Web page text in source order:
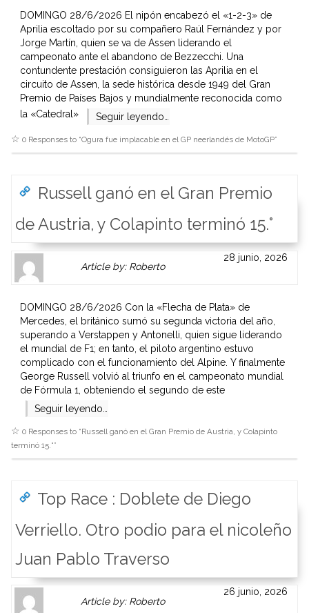
here.
Clickable
link
Author
page.
website
or
other
works.
admin
DOMINGO 28/6/2026 El nipón encabezó el «1-2-3» de
Aprilia escoltado por su compañero Raúl Fernández y por
Jorge Martín, quien se va de Assen liderando el
campeonato ante el abandono de Bezzecchi. Una
contundente prestación consiguieron las Aprilia en el
circuito de Assen, la sede histórica desde 1949 del Gran
Premio de Países Bajos y mundialmente reconocida como
la «Catedral»
Seguir leyendo…
0 Responses to “Ogura fue implacable en el GP neerlandés de MotoGP”
Russell ganó en el Gran Premio
de Austria, y Colapinto terminó 15.°
Gravatar
is
here.
Clickable
link
Author
page.
Article by: Robertolink
to
website
or
other
works.
admin
28 junio, 2026
DOMINGO 28/6/2026 Con la «Flecha de Plata» de
Mercedes, el británico sumó su segunda victoria del año,
superando a Verstappen y Antonelli, quien sigue liderando
el mundial de F1; en tanto, el piloto argentino estuvo
complicado con el funcionamiento del Alpine. Y finalmente
George Russell volvió al triunfo en el campeonato mundial
de Fórmula 1, obteniendo el segundo de este
Seguir leyendo…
0 Responses to “Russell ganó en el Gran Premio de Austria, y Colapinto
terminó 15.°”
Top Race : Doblete de Diego
Verriello. Otro podio para el nicoleño
Juan Pablo Traverso
Gravatar
Article by: Robertolink
26 junio, 2026